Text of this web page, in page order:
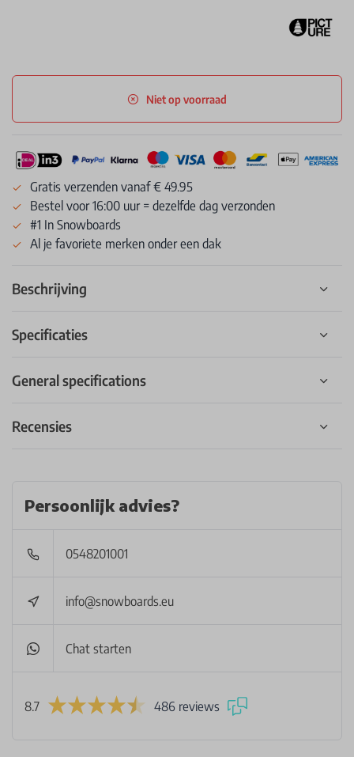
Niet op voorraad
Gratis verzenden vanaf € 49.95
Bestel voor 16:00 uur = dezelfde dag verzonden
#1 In Snowboards
Al je favoriete merken onder een dak
Beschrijving
Specificaties
General specifications
Recensies
Persoonlijk advies?
0548201001
info@snowboards.eu
Chat starten
8.7 486 reviews